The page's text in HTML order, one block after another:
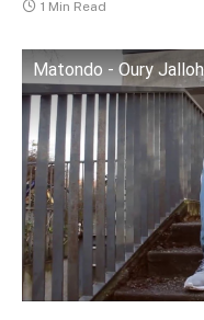
1 Min Read
Matondo - Oury